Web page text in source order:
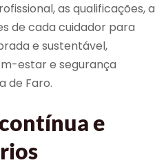
as qualificações, a
de cada cuidador para
e sustentável,
estar e segurança
de Faro.
e